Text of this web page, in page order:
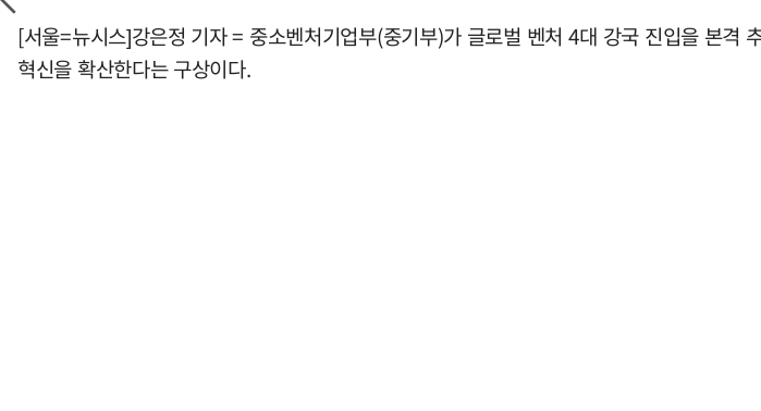
[서울=뉴시스]강은정 기자 = 중소벤처기업부(중기부)가 글로벌 벤처 4대 강국 진입을 본
혁신을 확산한다는 구상이다.